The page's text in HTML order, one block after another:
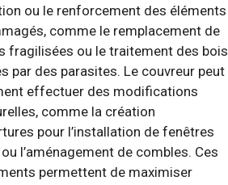
ou le renforcement des éléments
comme le remplacement de
fragilisées ou le traitement des bois
par des parasites. Le couvreur peut
effectuer des modifications
comme la création
pour l’installation de fenêtres
l’aménagement de combles. Ces
permettent de maximiser